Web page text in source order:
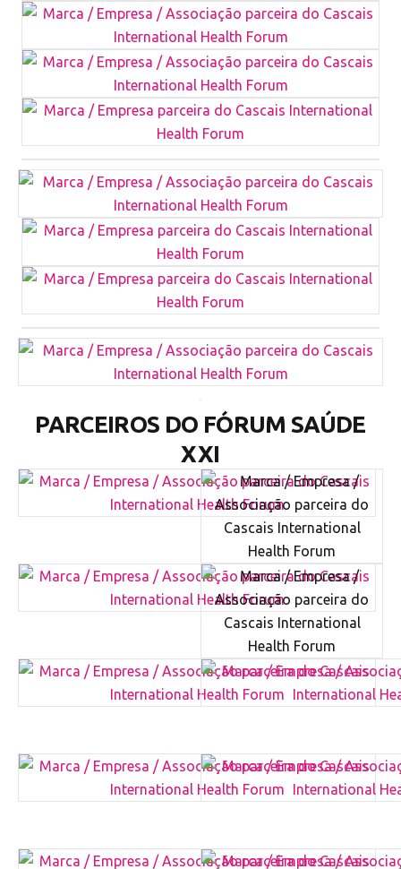
PARCEIROS DO FÓRUM SAÚDE
XXI